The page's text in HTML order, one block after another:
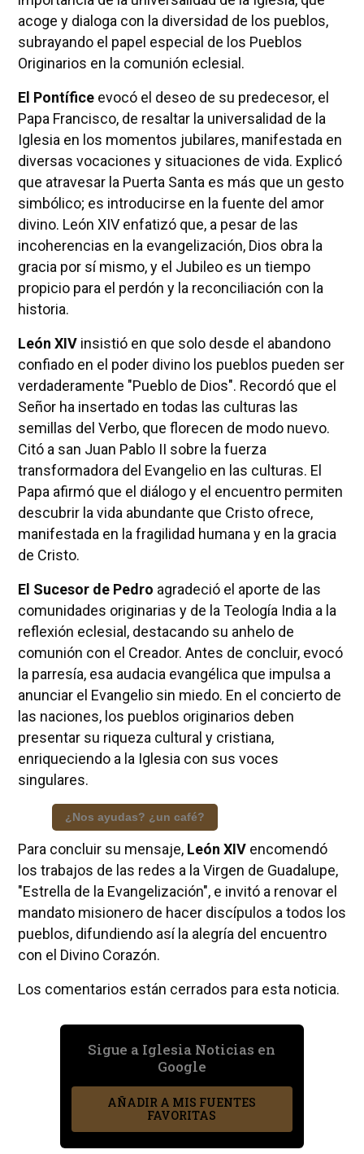
acoge y dialoga con la diversidad de los pueblos,
subrayando el papel especial de los Pueblos
Originarios en la comunión eclesial.
El Pontíficeevocó el deseo de su predecesor, el
Papa Francisco, de resaltar la universalidad de la
Iglesia en los momentos jubilares, manifestada en
diversas vocaciones y situaciones de vida. Explicó
que atravesar la Puerta Santa es más que un gesto
simbólico; es introducirse en la fuente del amor
divino. León XIV enfatizó que, a pesar de las
incoherencias en la evangelización, Dios obra la
gracia por sí mismo, y el Jubileo es un tiempo
propicio para el perdón y la reconciliación con la
historia.
León XIVinsistió en que solo desde el abandono
confiado en el poder divino los pueblos pueden ser
verdaderamente "Pueblo de Dios". Recordó que el
Señor ha insertado en todas las culturas las
semillas del Verbo, que florecen de modo nuevo.
Citó a san Juan Pablo II sobre la fuerza
transformadora del Evangelio en las culturas. El
Papa afirmó que el diálogo y el encuentro permiten
descubrir la vida abundante que Cristo ofrece,
manifestada en la fragilidad humana y en la gracia
de Cristo.
El Sucesor de Pedro agradeció el aporte de las
comunidades originarias y de la Teología India a la
reflexión eclesial, destacando su anhelo de
comunión con el Creador. Antes de concluir, evocó
la parresía, esa audacia evangélica que impulsa a
anunciar el Evangelio sin miedo. En el concierto de
las naciones, los pueblos originarios deben
presentar su riqueza cultural y cristiana,
enriqueciendo a la Iglesia con sus voces
singulares.
¿Nos ayudas? ¿un café?
Para concluir su mensaje, León XIVencomendó
los trabajos de las redes a la Virgen de Guadalupe,
"Estrella de la Evangelización", e invitó a renovar el
mandato misionero de hacer discípulos a todos los
pueblos, difundiendo así la alegría del encuentro
con el Divino Corazón.
Los comentarios están cerrados para esta noticia.
Sigue a Iglesia Noticias en
Google
AÑADIR A MIS FUENTES
FAVORITAS